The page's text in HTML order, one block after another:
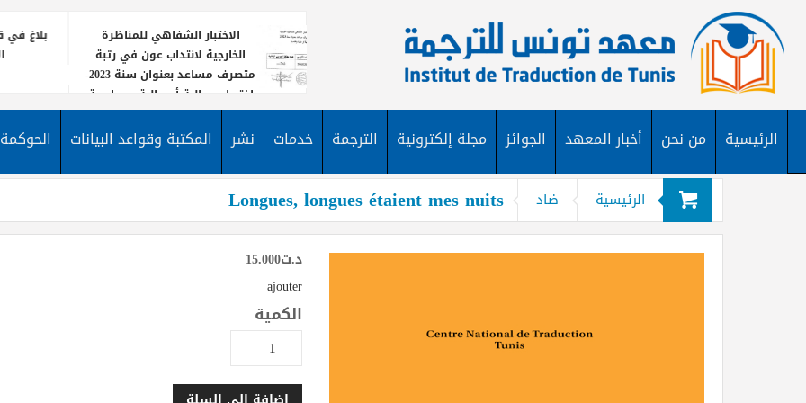
الاختبار الشفاهي للمناظرة
الخارجية لانتداب عون في رتبة
متصرف مساعد بعنوان سنة 2023-
اختصاص مالية أو مالية ومحاسبة
بلاغ في
يعلن
نشر
الرئيسية من نحن أخبار المعهد الجوائز مجلة إلكترونية الترجمة خدمات نشر المكتبة وقواعد البيانات الحوكمة
الرئيسية ضاد Longues, longues étaient mes nuits
د.ت15.000
ajouter
الكمية